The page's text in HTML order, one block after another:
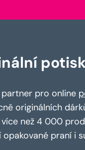
pro online
originálních
než 4 000
praní i